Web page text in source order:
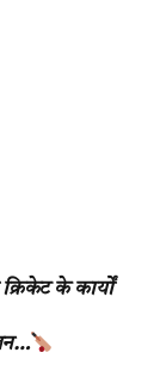
के कार्यों